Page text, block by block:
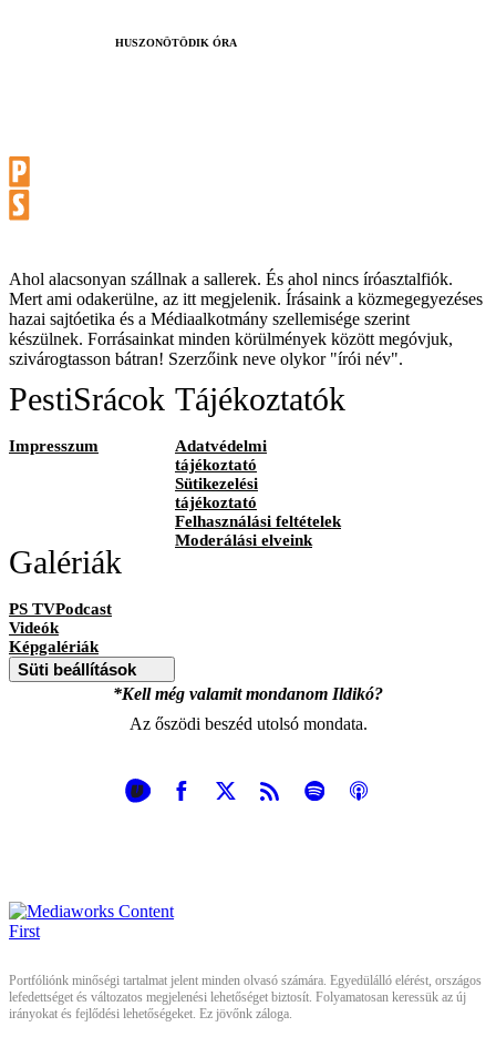
HUSZONÖTÖDIK ÓRA
Ahol alacsonyan szállnak a sallerek. És ahol nincs íróasztalfiók.
Mert ami odakerülne, az itt megjelenik. Írásaink a közmegegyezéses
hazai sajtóetika és a Médiaalkotmány szellemisége szerint
készülnek. Forrásainkat minden körülmények között megóvjuk,
szivárogtasson bátran! Szerzőink neve olykor "írói név".
PestiSrácok
Impresszum
Tájékoztatók
Adatvédelmi
tájékoztató
Sütikezelési
tájékoztató
Felhasználási feltételek
Moderálási elveink
Galériák
PS TVPodcast
Videók
Képgalériák
Süti beállítások
*Kell még valamit mondanom Ildikó?
Az őszödi beszéd utolsó mondata.
Portfóliónk minőségi tartalmat jelent minden olvasó számára. Egyedülálló elérést, országos
lefedettséget és változatos megjelenési lehetőséget biztosít. Folyamatosan keressük az új
irányokat és fejlődési lehetőségeket. Ez jövőnk záloga.